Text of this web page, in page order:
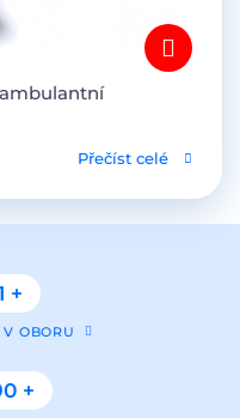
Přečíst celé
+
V OBORU
+